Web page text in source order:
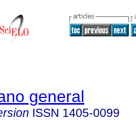
general
ISSN 1405-0099